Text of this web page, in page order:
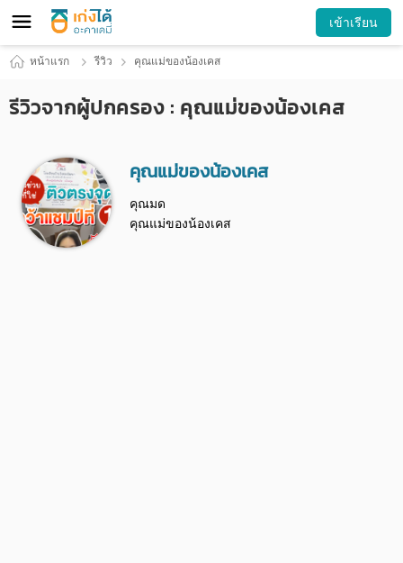
เข้าเรียน
หน้าแรก รีวิว คุณแม่ของน้องเคส
รีวิวจากผู้ปกครอง : คุณแม่ของน้องเคส
คุณแม่ของน้องเคส
คุณมด
คุณแม่ของน้องเคส